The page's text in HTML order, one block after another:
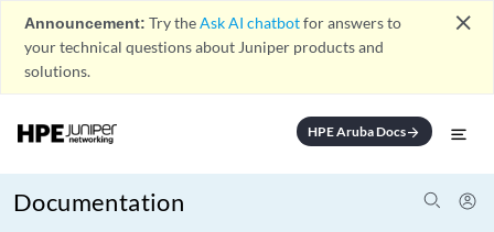
Announcement: Try theAsk AI chatbotfor answers to
your technical questions about Juniper products and
solutions.
close
HPE Aruba Docsarrow_forward
Documentation